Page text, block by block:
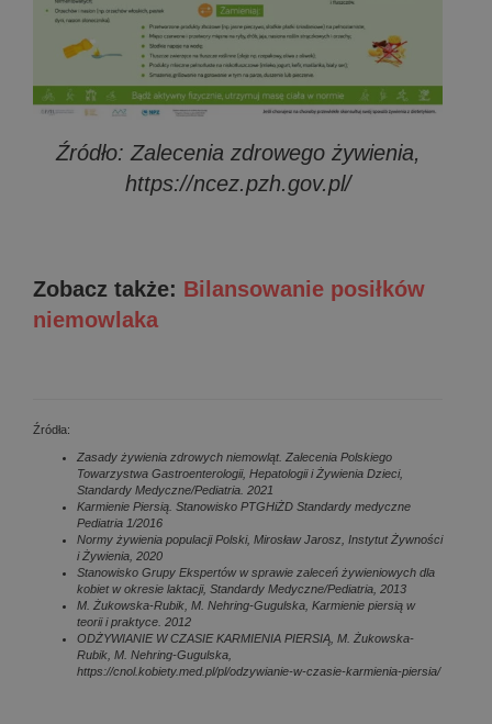
Źródło: Zalecenia zdrowego żywienia,
https://ncez.pzh.gov.pl/
Zobacz także: Bilansowanie posiłków
niemowlaka
Źródła:
Zasady żywienia zdrowych niemowląt. Zalecenia Polskiego
Towarzystwa Gastroenterologii, Hepatologii i Żywienia Dzieci,
Standardy Medyczne/Pediatria. 2021
Karmienie Piersią. Stanowisko PTGHiŻD Standardy medyczne
Pediatria 1/2016
Normy żywienia populacji Polski, Mirosław Jarosz, Instytut Żywności
i Żywienia, 2020
Stanowisko Grupy Ekspertów w sprawie zaleceń żywieniowych dla
kobiet w okresie laktacji, Standardy Medyczne/Pediatria, 2013
M. Żukowska-Rubik, M. Nehring-Gugulska, Karmienie piersią w
teorii i praktyce. 2012
ODŻYWIANIE W CZASIE KARMIENIA PIERSIĄ, M. Żukowska-
Rubik, M. Nehring-Gugulska,
https://cnol.kobiety.med.pl/pl/odzywianie-w-czasie-karmienia-piersia/